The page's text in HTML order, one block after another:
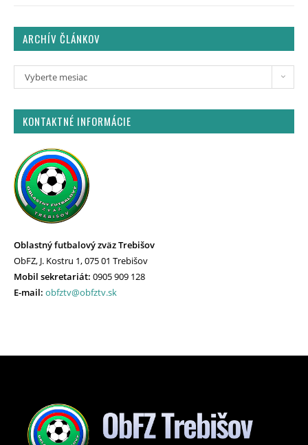
ARCHÍV ČLÁNKOV
Vyberte mesiac
KONTAKTNÉ INFORMÁCIE
Oblastný futbalový zväz Trebišov
ObFZ, J. Kostru 1, 075 01 Trebišov
Mobil sekretariát: 0905 909 128
E-mail: obfztv@obfztv.sk